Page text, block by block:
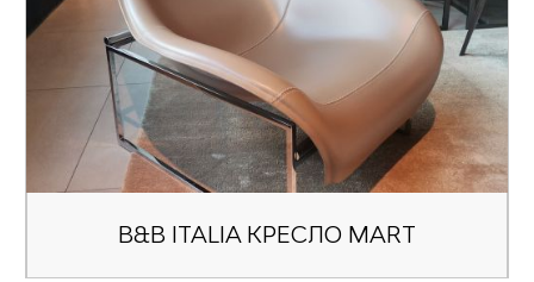
B&B ITALIA КРЕСЛО MART